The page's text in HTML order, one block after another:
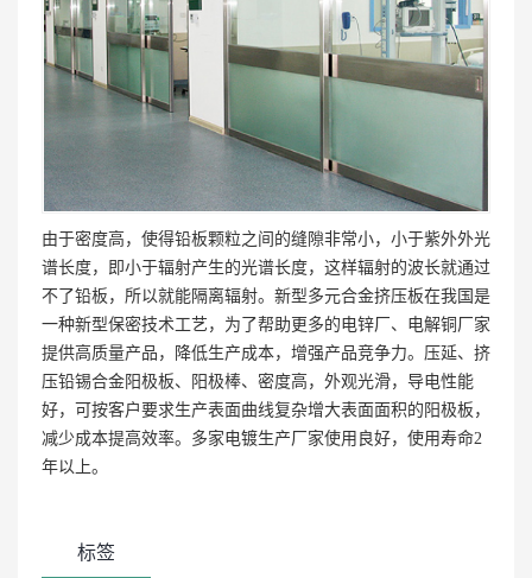
由于密度高，使得铅板颗粒之间的缝隙非常小，小于紫外外光
谱长度，即小于辐射产生的光谱长度，这样辐射的波长就通过
不了铅板，所以就能隔离辐射。新型多元合金挤压板在我国是
一种新型保密技术工艺，为了帮助更多的电锌厂、电解铜厂家
提供高质量产品，降低生产成本，增强产品竞争力。压延、挤
压铅锡合金阳极板、阳极棒、密度高，外观光滑，导电性能
好，可按客户要求生产表面曲线复杂增大表面面积的阳极板，
减少成本提高效率。多家电镀生产厂家使用良好，使用寿命2
年以上。
标签